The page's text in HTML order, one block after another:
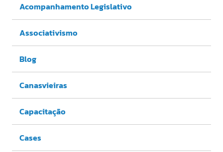
Acompanhamento Legislativo
Associativismo
Blog
Canasvieiras
Capacitação
Cases